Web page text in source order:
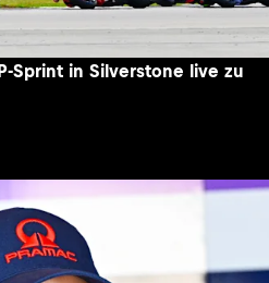
Sprint in Silverstone live zu